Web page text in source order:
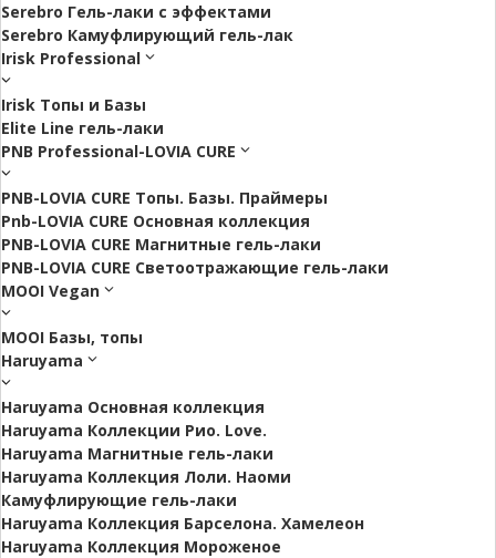
Serebro Гель-лаки с эффектами
Serebro Камуфлирующий гель-лак
Irisk Professional
Irisk Топы и Базы
Elite Line гель-лаки
PNB Professional-LOVIA CURE
PNB-LOVIA CURE Топы. Базы. Праймеры
Pnb-LOVIA CURE Основная коллекция
PNB-LOVIA CURE Магнитные гель-лаки
PNB-LOVIA CURE Cветоотражающие гель-лаки
MOOI Vegan
MOOI Базы, топы
Haruyama
Haruyama Основная коллекция
Haruyama Коллекции Рио. Love.
Haruyama Магнитные гель-лаки
Haruyama Коллекция Лоли. Наоми
Камуфлирующие гель-лаки
Haruyama Коллекция Барселона. Хамелеон
Haruyama Коллекция Мороженое